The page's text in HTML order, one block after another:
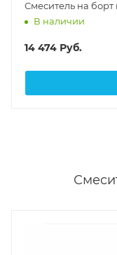
Смеситель на борт
В наличии
14 474 Руб.